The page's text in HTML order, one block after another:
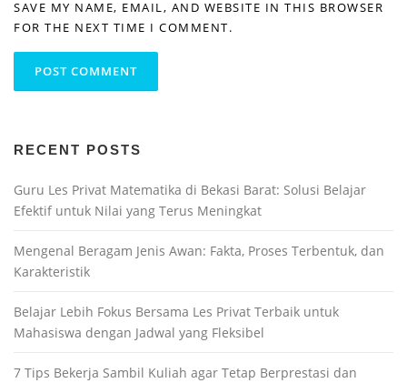
SAVE MY NAME, EMAIL, AND WEBSITE IN THIS BROWSER
FOR THE NEXT TIME I COMMENT.
RECENT POSTS
Guru Les Privat Matematika di Bekasi Barat: Solusi Belajar
Efektif untuk Nilai yang Terus Meningkat
Mengenal Beragam Jenis Awan: Fakta, Proses Terbentuk, dan
Karakteristik
Belajar Lebih Fokus Bersama Les Privat Terbaik untuk
Mahasiswa dengan Jadwal yang Fleksibel
7 Tips Bekerja Sambil Kuliah agar Tetap Berprestasi dan